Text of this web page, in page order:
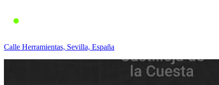
Calle Herramientas, Sevilla, España